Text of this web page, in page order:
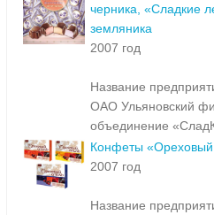
черника, «Сладкие
земляника
2007 год
Название
ОАО Ульяновский
объединение
Конфеты «Ореховый
2007 год
Название